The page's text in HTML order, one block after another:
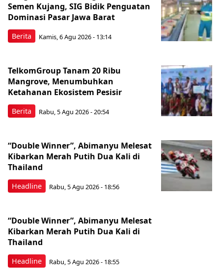
Berita
Semen Kujang, SIG Bidik Penguatan
Dominasi Pasar Jawa Barat
Kamis, 6 Agu 2026 - 13:14
Berita
TelkomGroup Tanam 20 Ribu
Mangrove, Menumbuhkan
Ketahanan Ekosistem Pesisir
Rabu, 5 Agu 2026 - 20:54
Headline
“Double Winner”, Abimanyu Melesat
Kibarkan Merah Putih Dua Kali di
Thailand
Rabu, 5 Agu 2026 - 18:56
Headline
“Double Winner”, Abimanyu Melesat
Kibarkan Merah Putih Dua Kali di
Thailand
Rabu, 5 Agu 2026 - 18:55